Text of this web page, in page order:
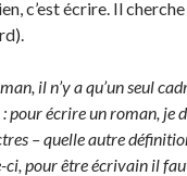
c’est écrire. Il
il n’y a qu’un seul
pour écrire un roman, je
– quelle autre
ci, pour être écrivain il